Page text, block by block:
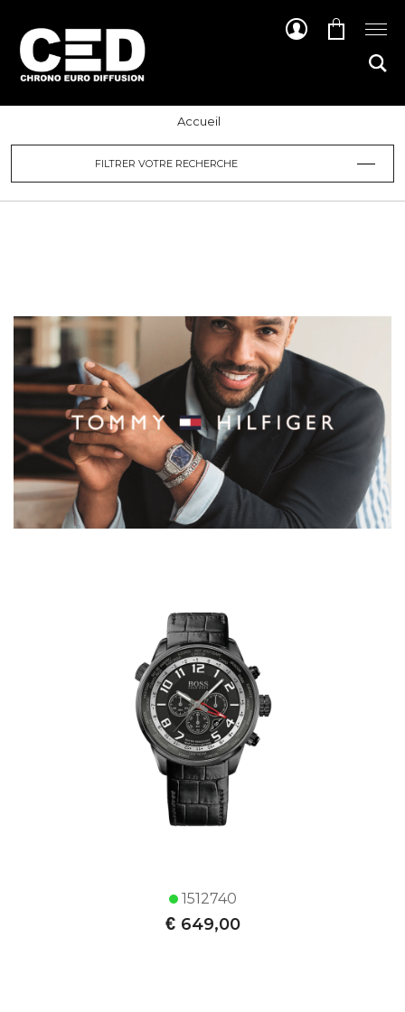
Accueil
FILTRER VOTRE RECHERCHE
1512740
€ 649,00